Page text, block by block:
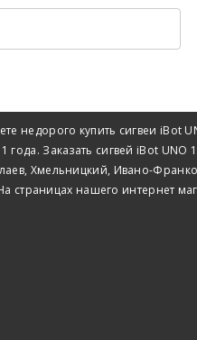
недорого купить сигвеи iBot
1 года. Заказать сигвей iBot
Хмельницкий, Ивано-
страницах нашего интернет